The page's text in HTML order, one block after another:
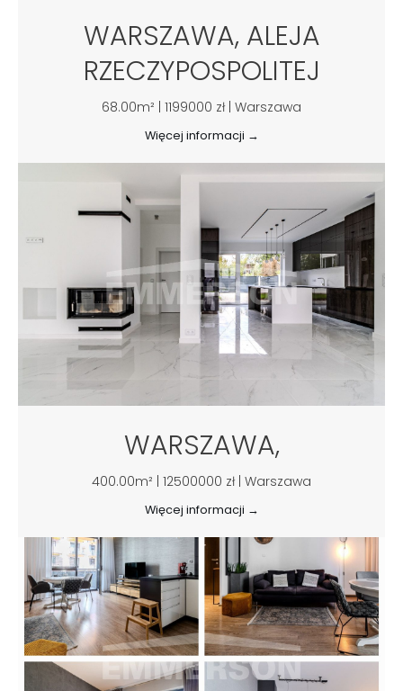
WARSZAWA, ALEJA
RZECZYPOSPOLITEJ
68.00m² | 1199000 zł | Warszawa
Więcej informacji →
WARSZAWA,
400.00m² | 12500000 zł | Warszawa
Więcej informacji →